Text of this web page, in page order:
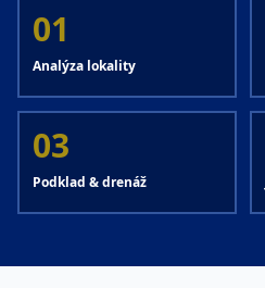
01
Analýza lokality
03
Podklad & drenáž